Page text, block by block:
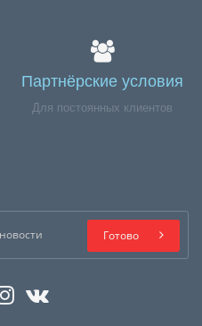
Партнёрские условия
Для постоянных клиентов
Готово